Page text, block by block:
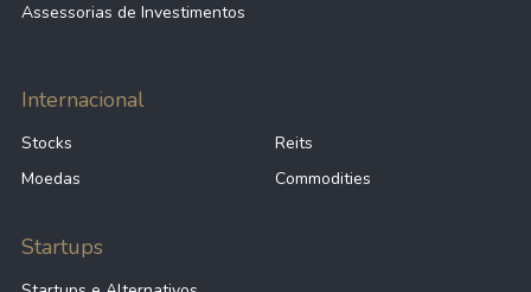
Assessorias de Investimentos
Internacional
Stocks
Reits
Moedas
Commodities
Startups